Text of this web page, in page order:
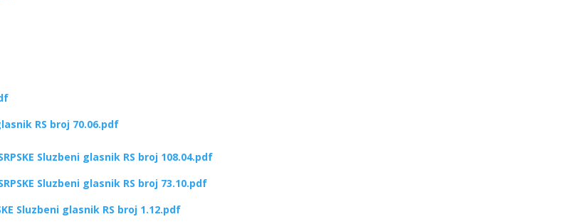
RS broj 70.06.pdf
Sluzbeni glasnik RS broj 108.04.pdf
Sluzbeni glasnik RS broj 73.10.pdf
Sluzbeni glasnik RS broj 1.12.pdf